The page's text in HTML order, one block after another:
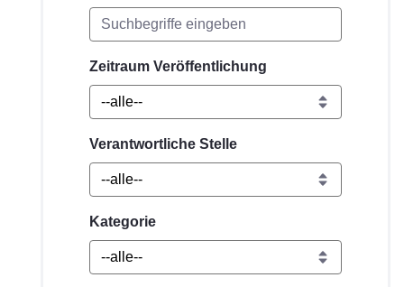
Zeitraum Veröffentlichung
Verantwortliche Stelle
Kategorie